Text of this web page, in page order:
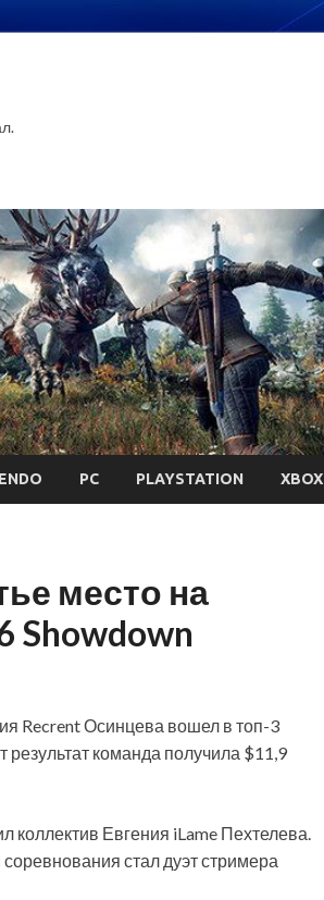
PC PLAYSTATION XBOX
место на
Showdown
Recrent Осинцева вошел в топ-3
результат команда получила $11,9
коллектив Евгения iLame Пехтелева.
стал дуэт стримера